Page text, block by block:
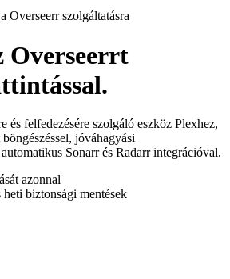
Overseerr szolgáltatásra
Overseerrt
és felfedezésére szolgáló eszköz Plexhez,
jóváhagyási
Sonarr és Radarr integrációval.
azonnal
biztonsági mentések